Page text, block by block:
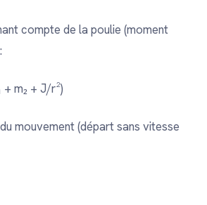
compte de la poulie (moment
+ m₂ + J/r²)
mouvement (départ sans vitesse